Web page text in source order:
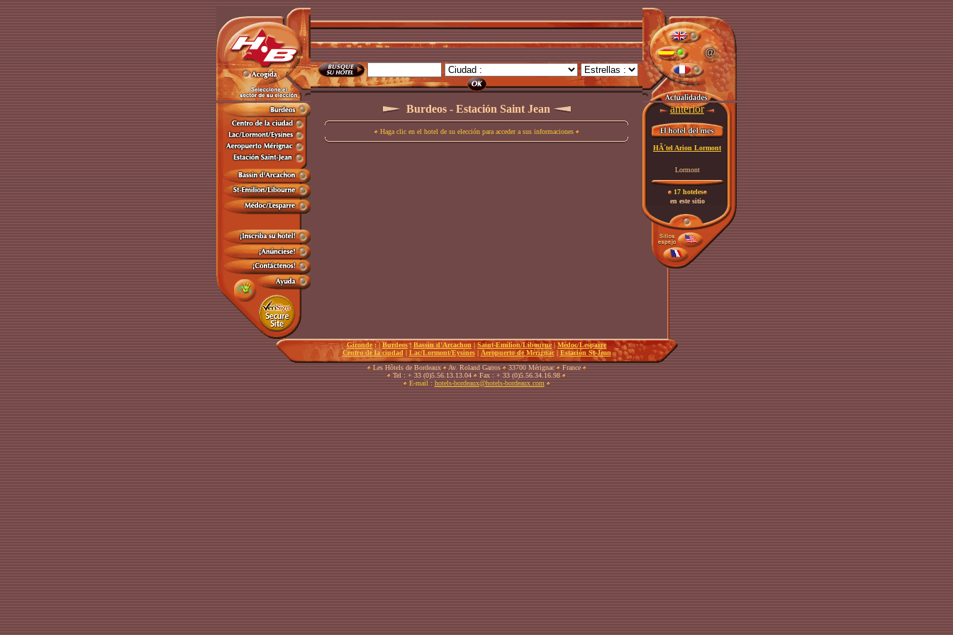
Burdeos - Estación Saint Jean
Haga clic en el hotel de su elección para acceder a sus informaciones
anterior
HÃ´tel Arion Lormont
Lormont
17 hoteles
en este sitio
Gironde:|Burdeos|Bassin d'Arcachon |Saint-Emilion/Libourne| Médoc/Lesparre
Centro de la ciudad | Lac/Lormont/Eysines| Aeropuerto de Mérignac| Estación St-Jean
Les Hôtels de Bordeaux Av. Roland Garros 33700 Mérignac France
Tel : + 33 (0)5.56.13.13.04 Fax : + 33 (0)5.56.34.16.98
E-mail :hotels-bordeaux@hotels-bordeaux.com